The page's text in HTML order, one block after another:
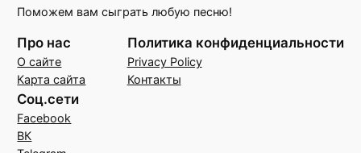
Поможем вам сыграть любую песню!
Про нас
О сайте
Карта сайта
Политика конфиденциальности
Privacy Policy
Контакты
Соц.сети
Facebook
ВК